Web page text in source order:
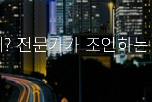
전문가가 조언하